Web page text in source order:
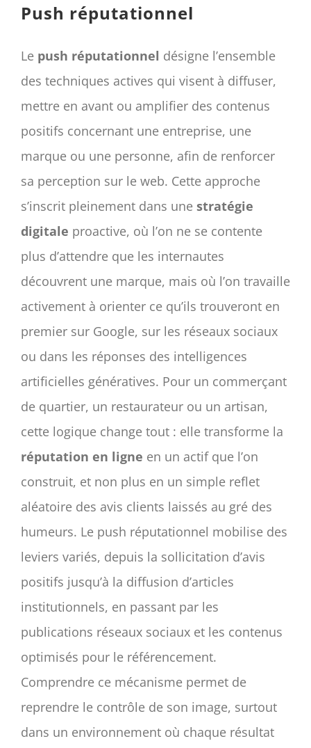
Panier
My account
SEARCH
FOR:
Push réputationnel
Le push réputationnel désigne l’ensemble
des techniques actives qui visent à diffuser,
mettre en avant ou amplifier des contenus
positifs concernant une entreprise, une
marque ou une personne, afin de renforcer
sa perception sur le web. Cette approche
s’inscrit pleinement dans une stratégie
digitale proactive, où l’on ne se contente
plus d’attendre que les internautes
découvrent une marque, mais où l’on travaille
activement à orienter ce qu’ils trouveront en
premier sur Google, sur les réseaux sociaux
ou dans les réponses des intelligences
artificielles génératives. Pour un commerçant
de quartier, un restaurateur ou un artisan,
cette logique change tout : elle transforme la
réputation en ligne en un actif que l’on
construit, et non plus en un simple reflet
aléatoire des avis clients laissés au gré des
humeurs. Le push réputationnel mobilise des
leviers variés, depuis la sollicitation d’avis
positifs jusqu’à la diffusion d’articles
institutionnels, en passant par les
publications réseaux sociaux et les contenus
optimisés pour le référencement.
Comprendre ce mécanisme permet de
reprendre le contrôle de son image, surtout
dans un environnement où chaque résultat